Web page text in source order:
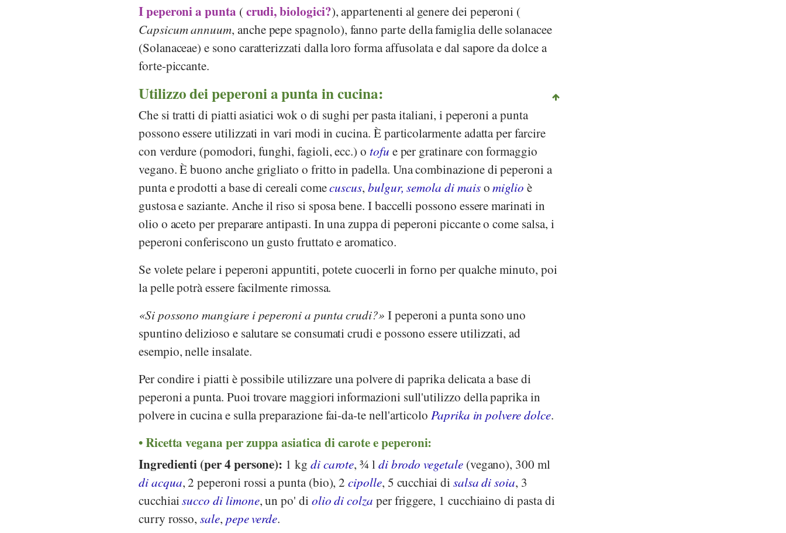
I peperoni a punta (crudi, biologici?), appartenenti al genere dei peperoni (
Capsicum annuum, anche pepe spagnolo), fanno parte della famiglia delle solanacee
(Solanaceae) e sono caratterizzati dalla loro forma affusolata e dal sapore da dolce a
forte-piccante.
Utilizzo dei peperoni a punta in cucina:
Che si tratti di piatti asiatici wok o di sughi per pasta italiani, i peperoni a punta
possono essere utilizzati in vari modi in cucina. È particolarmente adatta per farcire
con verdure (pomodori, funghi, fagioli, ecc.) o tofu e per gratinare con formaggio
vegano. È buono anche grigliato o fritto in padella. Una combinazione di peperoni a
punta e prodotti a base di cereali comecuscus, bulgur, semola di maisomiglio è
gustosa e saziante. Anche il riso si sposa bene. I baccelli possono essere marinati in
olio o aceto per preparare antipasti. In una zuppa di peperoni piccante o come salsa, i
peperoni conferiscono un gusto fruttato e aromatico.
Se volete pelare i peperoni appuntiti, potete cuocerli in forno per qualche minuto, poi
la pelle potrà essere facilmente rimossa.
Si possono mangiare i peperoni a punta crudi? I peperoni a punta sono uno
spuntino delizioso e salutare se consumati crudi e possono essere utilizzati, ad
esempio, nelle insalate.
Per condire i piatti è possibile utilizzare una polvere di paprika delicata a base di
peperoni a punta. Puoi trovare maggiori informazioni sull'utilizzo della paprika in
polvere in cucina e sulla preparazione fai-da-te nell'articoloPaprika in polvere dolce.
Ricetta vegana per zuppa asiatica di carote e peperoni:
Ingredienti (per 4 persone): 1 kg di carote, ¾ ldi brodo vegetale(vegano), 300 ml
di acqua, 2 peperoni rossi a punta (bio), 2cipolle, 5 cucchiai di salsa di soia, 3
cucchiaisucco di limone, un po' di olio di colza per friggere, 1 cucchiaino di pasta di
curry rosso,sale, pepe verde.